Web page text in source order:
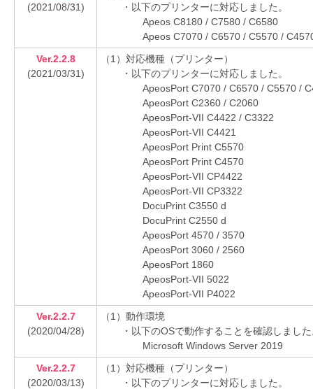
(2021/08/31)
・以下のプリンターに対応しました。
Apeos C8180 / C7580 / C6580
Apeos C7070 / C6570 / C5570 /
Ver.2.2.8
(2021/03/31)
（1）対応機種（プリンター）
・以下のプリンターに対応しました。
ApeosPort C7070 / C6570 / C5570 /
ApeosPort C2360 / C2060
ApeosPort-VII C4422 / C3322
ApeosPort-VII C4421
ApeosPort Print C5570
ApeosPort Print C4570
ApeosPort-VII CP4422
ApeosPort-VII CP3322
DocuPrint C3550 d
DocuPrint C2550 d
ApeosPort 4570 / 3570
ApeosPort 3060 / 2560
ApeosPort 1860
ApeosPort-VII 5022
ApeosPort-VII P4022
Ver.2.2.7
(2020/04/28)
（1）動作環境
・以下のOSで動作することを確認しまし
Microsoft Windows Server 2019
Ver.2.2.7
(2020/03/13)
（1）対応機種（プリンター）
・以下のプリンターに対応しました。